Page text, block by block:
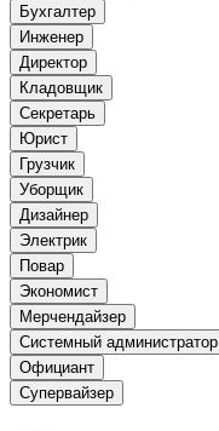
Бухгалтер
Инженер
Директор
Кладовщик
Секретарь
Юрист
Грузчик
Уборщик
Дизайнер
Электрик
Повар
Экономист
Мерчендайзер
Системный администратор
Официант
Супервайзер